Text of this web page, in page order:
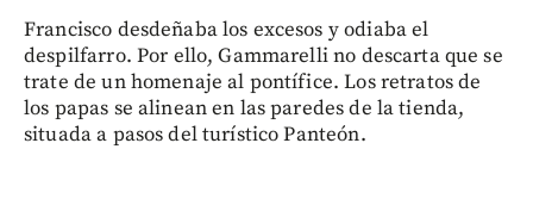
Francisco desdeñaba los excesos y odiaba el
despilfarro. Por ello, Gammarelli no descarta que se
trate de un homenaje al pontífice. Los retratos de
los papas se alinean en las paredes de la tienda,
situada a pasos del turístico Panteón.